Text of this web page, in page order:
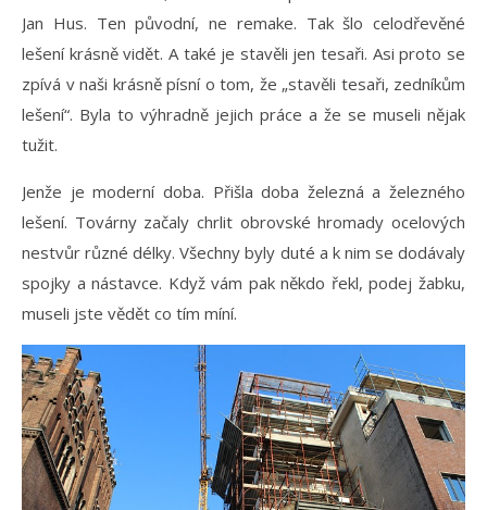
Jan Hus. Ten původní, ne remake. Tak šlo celodřevěné
lešení krásně vidět. A také je stavěli jen tesaři. Asi proto se
zpívá v naši krásně písní o tom, že „stavěli tesaři, zedníkům
lešení“. Byla to výhradně jejich práce a že se museli nějak
tužit.
Jenže je moderní doba. Přišla doba železná a železného
lešení. Továrny začaly chrlit obrovské hromady ocelových
nestvůr různé délky. Všechny byly duté a k nim se dodávaly
spojky a nástavce. Když vám pak někdo řekl, podej žabku,
museli jste vědět co tím míní.